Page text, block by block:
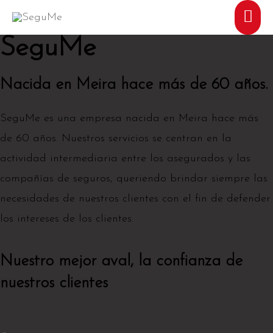
SeguMe
Nacida en Meira hace más de 60 años.
SeguMe es una empresa nacida en Meira hace más
de 60 años. Nuestros servicios se centran en la
actividad intermediaria entre los asegurados y las
compañías de seguros, queriendo brindar siempre las
necesidades de nuestros clientes con el fin de defender
los intereses de los clientes.
Nuestro mejor aval, la confianza de
nuestros clientes